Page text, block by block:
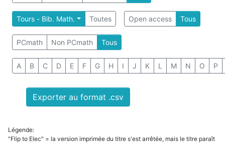
Tours - Bib. Math. Toutes Open access Tous
PCmath Non PCmath Tous
A B C D E F G H I J K L M N O P
Exporter au format .csv
Légende:
"Flip to Elec" = la version imprimée du titre s'est arrêtée, mais le titre paraît